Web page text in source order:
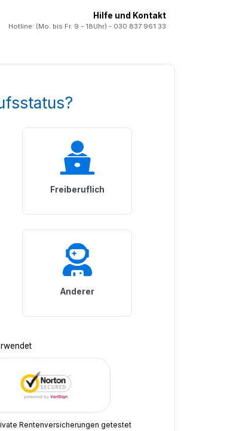
Hilfe und Kontakt
Hotline: (Mo. bis Fr. 9 - 18Uhr) - 030 837 961 33
Freiberuflich
Anderer
Rentenversicherungen getestet